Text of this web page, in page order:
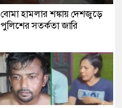
বোমা হামলার শঙ্কায় দেশজুড়ে
পুলিশের সতর্কতা জারি